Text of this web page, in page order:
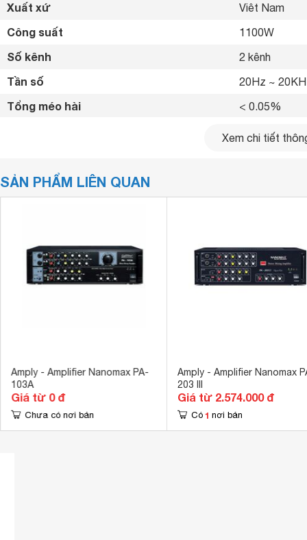
Xuất xứ Viêt Nam
Công suất 1100W
Số kênh 2 kênh
Tần số 20Hz ~
Tổng méo hài < 0.05%
Bluetooth
Kích thước
Xem chi tiết
SẢN PHẨM LIÊN QUAN
Amply - Amplifier Nanomax PA-
103A
Giá từ 0 đ
Chưa có nơi bán
Amply - Amplifier Nanomax
203 III
Giá từ 2.574.000 đ
Có 1 nơi bán